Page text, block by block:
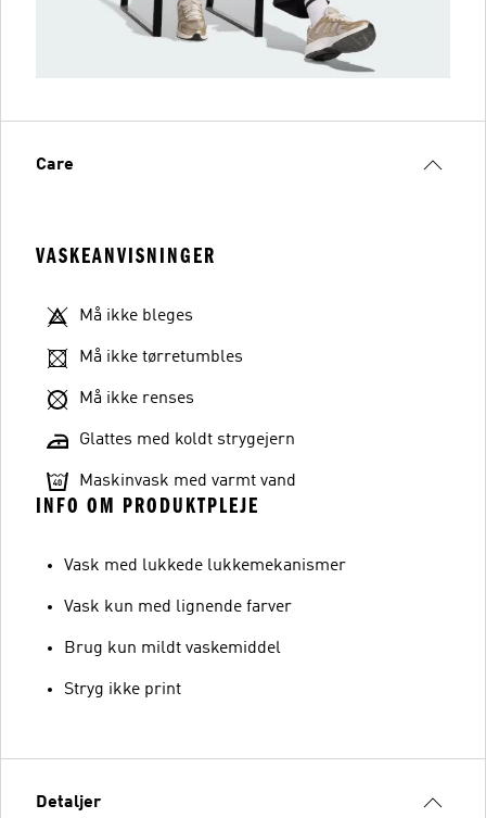
Care
VASKEANVISNINGER
Må ikke bleges
Må ikke tørretumbles
Må ikke renses
Glattes med koldt strygejern
Maskinvask med varmt vand
INFO OM PRODUKTPLEJE
Vask med lukkede lukkemekanismer
Vask kun med lignende farver
Brug kun mildt vaskemiddel
Stryg ikke print
Detaljer